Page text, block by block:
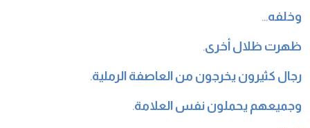
وخلفه…
ظهرت ظلال أخرى.
رجال كثيرون يخرجون من العاصفة الرملية.
وجميعهم يحملون نفس العلامة.